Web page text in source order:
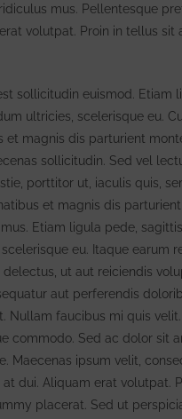
mus. Pellentesque
volutpat. Proin in tellus sit
sollicitudin euismod. Etiam
ultricies, scelerisque eu.
et magnis dis parturient
sollicitudin. Sed vel
porttitor ut, iaculis quis,
et magnis dis
Etiam ligula pede,
eu. Itaque earum
ut aut reiciendis
aut perferendis
Nullam faucibus mi quis
commodo. Sed ac dolor sit
Maecenas ipsum velit,
dui. Aliquam erat volutpat.
placerat. Sed ut